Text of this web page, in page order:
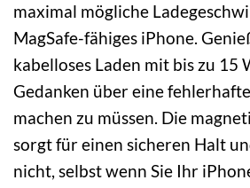
maximal mögliche
MagSafe-fähiges iPhone.
kabelloses Laden mit bis zu 15
Gedanken über eine
machen zu müssen. Die
sorgt für einen sicheren Halt
nicht, selbst wenn Sie Ihr